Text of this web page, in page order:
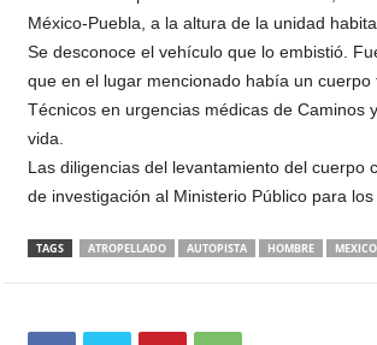
México-Puebla, a la altura de la unidad
Se desconoce el vehículo que lo embistió.
que en el lugar mencionado había un cuerpo
Técnicos en urgencias médicas de
vida.
Las diligencias del levantamiento del
de investigación al Ministerio Público para
TAGS ATROPELLADO AUTOPISTA HOMBRE MEXICO